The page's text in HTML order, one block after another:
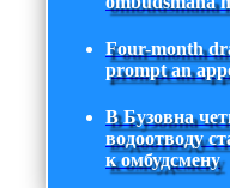
Four-month
prompt an
В Бузовна
водоотводу
к омбудсмену